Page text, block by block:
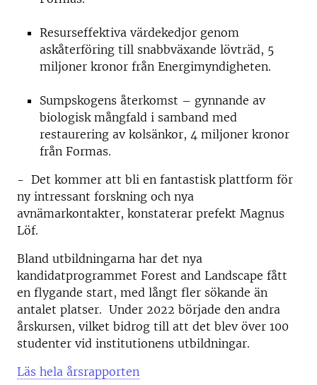
Resurseffektiva värdekedjor genom
askåterföring till snabbväxande lövträd, 5
miljoner kronor från Energimyndigheten.
Sumpskogens återkomst – gynnande av
biologisk mångfald i samband med
restaurering av kolsänkor, 4 miljoner kronor
från Formas.
- Det kommer att bli en fantastisk plattform för
ny intressant forskning och nya
avnämarkontakter, konstaterar prefekt Magnus
Löf.
Bland utbildningarna har det nya
kandidatprogrammet Forest and Landscape fått
en flygande start, med långt fler sökande än
antalet platser. Under 2022 började den andra
årskursen, vilket bidrog till att det blev över 100
studenter vid institutionens utbildningar.
Läs hela årsrapporten